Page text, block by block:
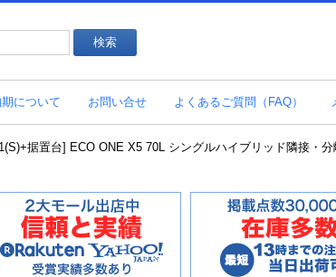
について お問い合せ よくあるご質問（FAQ）
据置台] ECO ONE X5 70L シングルハイブリッド隣接・